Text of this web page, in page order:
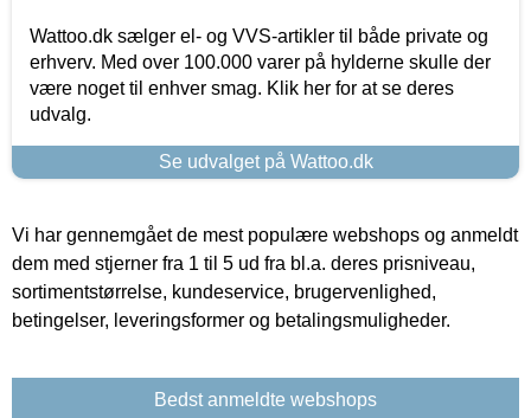
Wattoo.dk sælger el- og VVS-artikler til både private og
erhverv. Med over 100.000 varer på hylderne skulle der
være noget til enhver smag. Klik her for at se deres
udvalg.
Se udvalget på Wattoo.dk
Vi har gennemgået de mest populære webshops og anmeldt
dem med stjerner fra 1 til 5 ud fra bl.a. deres prisniveau,
sortimentstørrelse, kundeservice, brugervenlighed,
betingelser, leveringsformer og betalingsmuligheder.
Bedst anmeldte webshops